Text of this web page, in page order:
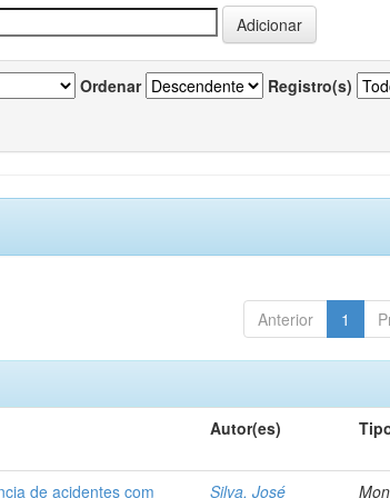
Ordenar Registro(s)
Anterior 1
Autor(es)
de acidentes com Silva, José